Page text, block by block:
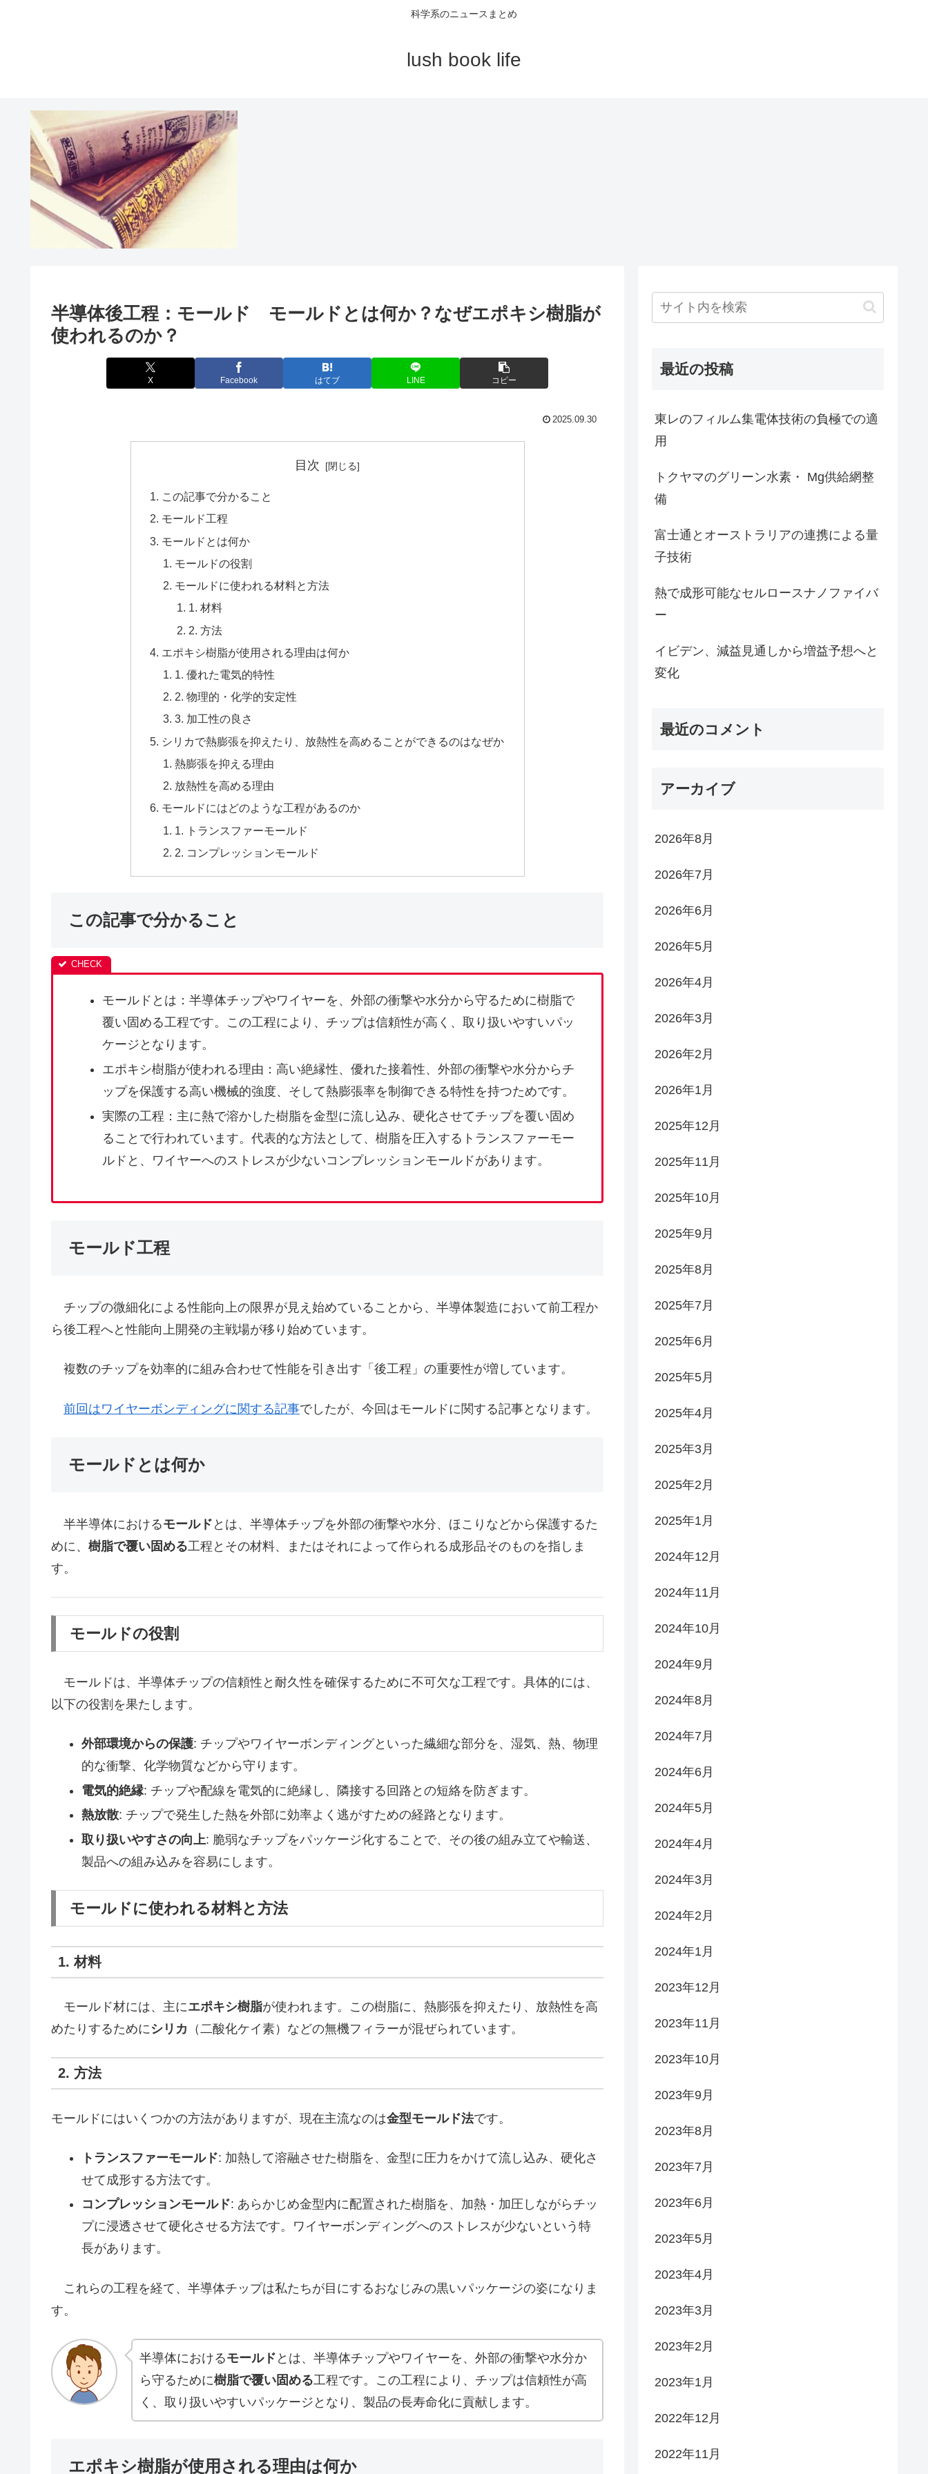
科学系のニュースまとめ
lush book life
半導体後工程：モールド モールドとは何か？なぜエポキシ樹脂が
使われるのか？
X Facebook はてブ LINE コピー
2025.09.30
目次
この記事で分かること
モールド工程
モールドとは何か
モールドの役割
モールドに使われる材料と方法
1. 材料
2. 方法
エポキシ樹脂が使用される理由は何か
1. 優れた電気的特性
2. 物理的・化学的安定性
3. 加工性の良さ
シリカで熱膨張を抑えたり、放熱性を高めることができるのはなぜか
熱膨張を抑える理由
放熱性を高める理由
モールドにはどのような工程があるのか
1. トランスファーモールド
2. コンプレッションモールド
この記事で分かること
モールドとは：半導体チップやワイヤーを、外部の衝撃や水分から守るために樹脂で
覆い固める工程です。この工程により、チップは信頼性が高く、取り扱いやすいパッ
ケージとなります。
エポキシ樹脂が使われる理由：高い絶縁性、優れた接着性、外部の衝撃や水分からチ
ップを保護する高い機械的強度、そして熱膨張率を制御できる特性を持つためです。
実際の工程：主に熱で溶かした樹脂を金型に流し込み、硬化させてチップを覆い固め
ることで行われています。代表的な方法として、樹脂を圧入するトランスファーモー
ルドと、ワイヤーへのストレスが少ないコンプレッションモールドがあります。
モールド工程
チップの微細化による性能向上の限界が見え始めていることから、半導体製造において前工程か
ら後工程へと性能向上開発の主戦場が移り始めています。
複数のチップを効率的に組み合わせて性能を引き出す「後工程」の重要性が増しています。
前回はワイヤーボンディングに関する記事でしたが、今回はモールドに関する記事となります。
モールドとは何か
半半導体におけるモールド とは、半導体チップを外部の衝撃や水分、ほこりなどから保護するた
めに、 樹脂で覆い固める工程とその材料、またはそれによって作られる成形品そのものを指しま
す。
モールドの役割
モールドは、半導体チップの信頼性と耐久性を確保するために不可欠な工程です。具体的には、
以下の役割を果たします。
外部環境からの保護: チップやワイヤーボンディングといった繊細な部分を、湿気、熱、物理
的な衝撃、化学物質などから守ります。
電気的絶縁: チップや配線を電気的に絶縁し、隣接する回路との短絡を防ぎます。
熱放散: チップで発生した熱を外部に効率よく逃がすための経路となります。
取り扱いやすさの向上: 脆弱なチップをパッケージ化することで、その後の組み立てや輸送、
製品への組み込みを容易にします。
モールドに使われる材料と方法
1. 材料
モールド材には、主にエポキシ樹脂が使われます。この樹脂に、熱膨張を抑えたり、放熱性を高
めたりするためにシリカ （二酸化ケイ素）などの無機フィラーが混ぜられています。
2. 方法
モールドにはいくつかの方法がありますが、現在主流なのは金型モールド法です。
トランスファーモールド: 加熱して溶融させた樹脂を、金型に圧力をかけて流し込み、硬化さ
せて成形する方法です。
コンプレッションモールド: あらかじめ金型内に配置された樹脂を、加熱・加圧しながらチッ
プに浸透させて硬化させる方法です。ワイヤーボンディングへのストレスが少ないという特
長があります。
これらの工程を経て、半導体チップは私たちが目にするおなじみの黒いパッケージの姿になりま
す。
半導体におけるモールド とは、半導体チップやワイヤーを、外部の衝撃や水分か
ら守るために樹脂で覆い固める工程です。この工程により、チップは信頼性が高
く、取り扱いやすいパッケージとなり、製品の長寿命化に貢献します。
エポキシ樹脂が使用される理由は何か
最近の投稿
東レのフィルム集電体技術の負極での適
用
トクヤマのグリーン水素・ Mg供給網整
備
富士通とオーストラリアの連携による量
子技術
熱で成形可能なセルロースナノファイバ
ー
イビデン、減益見通しから増益予想へと
変化
最近のコメント
アーカイブ
2026年8月
2026年7月
2026年6月
2026年5月
2026年4月
2026年3月
2026年2月
2026年1月
2025年12月
2025年11月
2025年10月
2025年9月
2025年8月
2025年7月
2025年6月
2025年5月
2025年4月
2025年3月
2025年2月
2025年1月
2024年12月
2024年11月
2024年10月
2024年9月
2024年8月
2024年7月
2024年6月
2024年5月
2024年4月
2024年3月
2024年2月
2024年1月
2023年12月
2023年11月
2023年10月
2023年9月
2023年8月
2023年7月
2023年6月
2023年5月
2023年4月
2023年3月
2023年2月
2023年1月
2022年12月
2022年11月